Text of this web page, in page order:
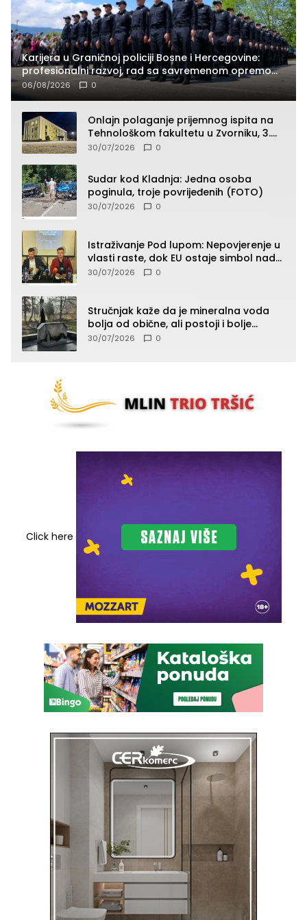
Karijera u Graničnoj policiji Bosne i Hercegovine:
profesionalni razvoj, rad sa savremenom opremom
i služba građanima
06/08/2026 0
Onlajn polaganje prijemnog ispita na
Tehnološkom fakultetu u Zvorniku, 3.
septembra u 9.00 časova
30/07/2026 0
Sudar kod Kladnja: Jedna osoba
poginula, troje povrijeđenih (FOTO)
30/07/2026 0
Istraživanje Pod lupom: Nepovjerenje u
vlasti raste, dok EU ostaje simbol nade
građana
30/07/2026 0
Stručnjak kaže da je mineralna voda
bolja od obične, ali postoji i bolje
rješenje
30/07/2026 0
Click here